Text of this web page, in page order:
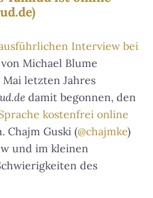
Interview bei
von Michael Blume
Mai letzten Jahres
damit begonnen, den
kostenfrei online
Chajm Guski (@chajmke)
und im kleinen
des